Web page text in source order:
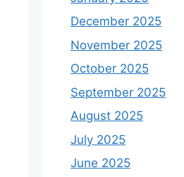
December 2025
November 2025
October 2025
September 2025
August 2025
July 2025
June 2025